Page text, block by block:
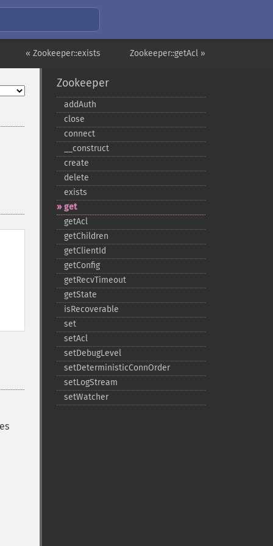
Zookeeper::getAcl »
« Zookeeper::exists
Zookeeper
addAuth
close
connect
_​_​construct
create
delete
exists
get
getAcl
getChildren
getClientId
getConfig
getRecvTimeout
getState
isRecoverable
set
setAcl
setDebugLevel
setDeterministicConnOrder
setLogStream
setWatcher